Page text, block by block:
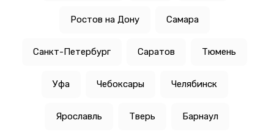
Ростов на Дону Самара
Санкт-Петербург Саратов Тюмень
Уфа Чебоксары Челябинск
Ярославль Тверь Барнаул